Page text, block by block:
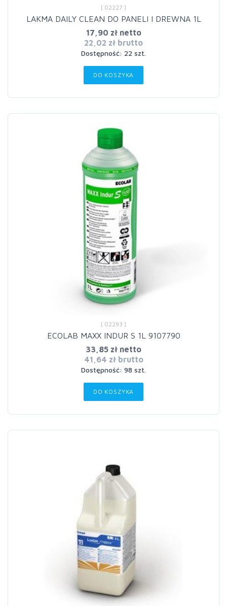
[ 02227 ]
LAKMA DAILY CLEAN DO PANELI I DREWNA 1L
17,90 zł netto
22,02 zł brutto
Dostępność: 22 szt.
DO KOSZYKA
[ 02293 ]
ECOLAB MAXX INDUR S 1L 9107790
33,85 zł netto
41,64 zł brutto
Dostępność: 98 szt.
DO KOSZYKA